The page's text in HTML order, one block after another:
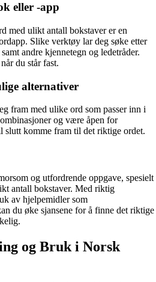
eller -app
med ulikt antall bokstaver er en
Slike verktøy lar deg søke etter
andre kjennetegn og ledetråder.
du står fast.
alternativer
fram med ulike ord som passer inn i
og være åpen for
slutt komme fram til det riktige ordet.
og utfordrende oppgave, spesielt
antall bokstaver. Med riktig
av hjelpemidler som
du øke sjansene for å finne det riktige
og Bruk i Norsk